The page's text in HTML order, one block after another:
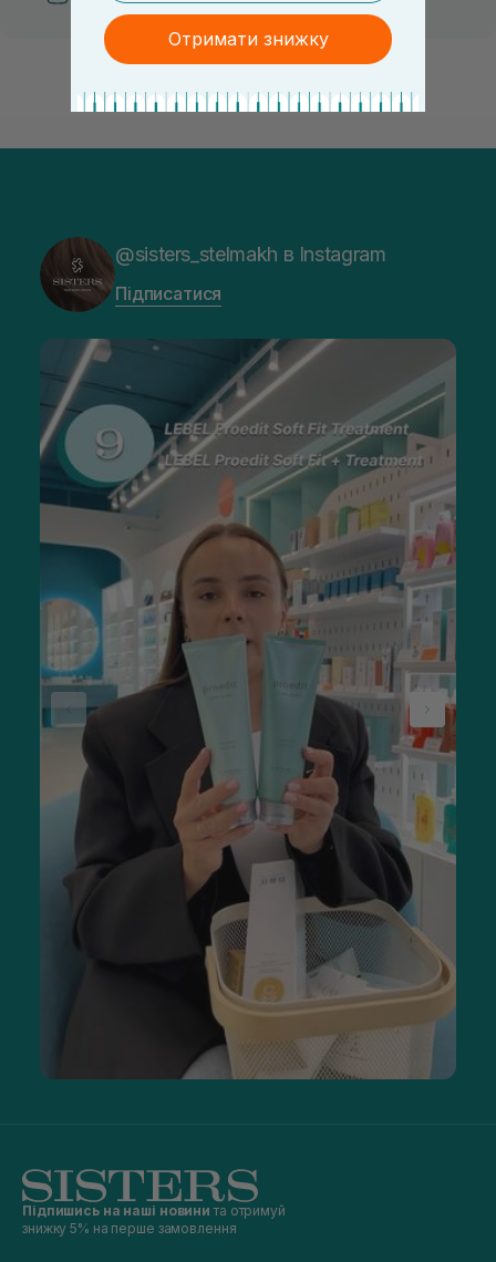
@sisters_stelmakh в Instagram
Підписатися
Підпишись на наші новини та отримуй
знижку 5% на перше замовлення
Отримати знижку